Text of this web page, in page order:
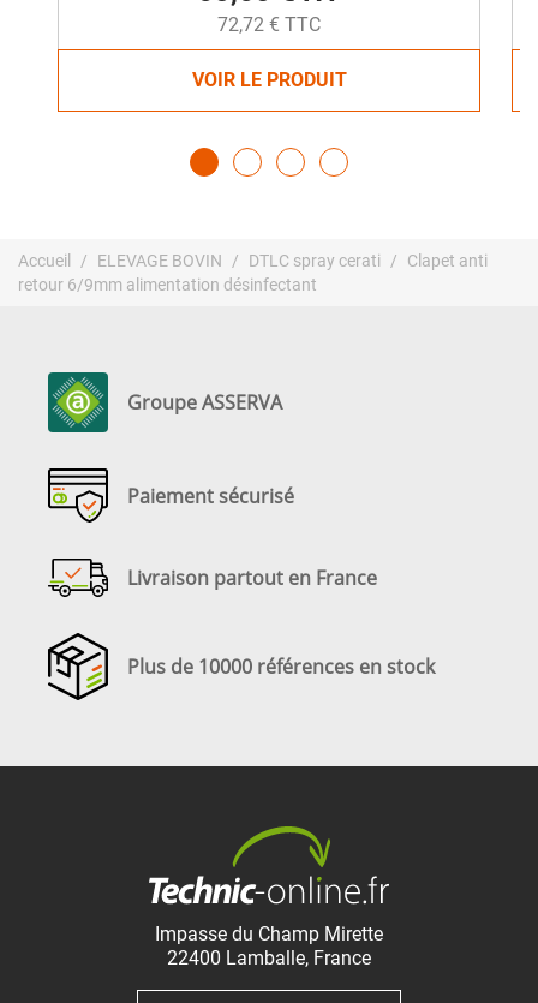
72,72 € TTC
VOIR LE PRODUIT
Accueil ELEVAGE BOVIN DTLC spray cerati
Clapet anti
retour 6/9mm alimentation désinfectant
Groupe ASSERVA
Paiement sécurisé
Livraison partout en France
Plus de 10000 références en stock
Impasse du Champ Mirette
22400 Lamballe, France